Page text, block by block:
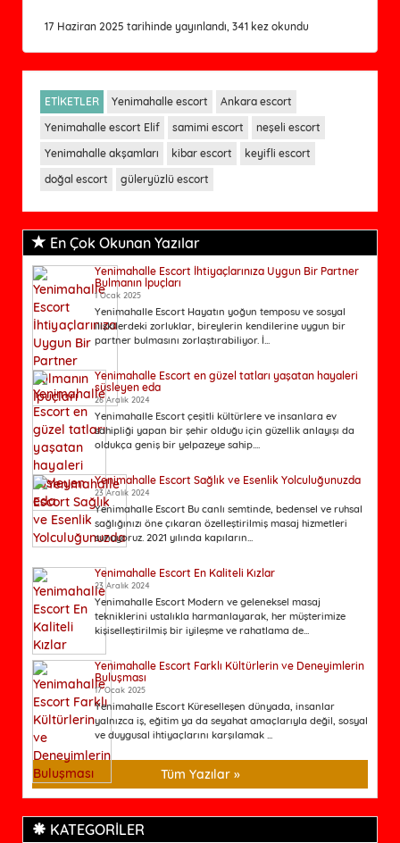
17 Haziran 2025 tarihinde yayınlandı, 341 kez okundu
ETİKETLER Yenimahalle escort
Ankara escort
Yenimahalle escort Elif
samimi escort
neşeli escort
Yenimahalle akşamları
kibar escort
keyifli escort
doğal escort
güleryüzlü escort
En Çok Okunan Yazılar
Yenimahalle Escort İhtiyaçlarınıza Uygun Bir Partner
Bulmanın İpuçları
1 Ocak 2025
Yenimahalle Escort Hayatın yoğun temposu ve sosyal
ilişkilerdeki zorluklar, bireylerin kendilerine uygun bir
partner bulmasını zorlaştırabiliyor. İ...
Yenimahalle Escort en güzel tatları yaşatan hayaleri
süsleyen eda
26 Aralık 2024
Yenimahalle Escort çeşitli kültürlere ve insanlara ev
sahipliği yapan bir şehir olduğu için güzellik anlayışı da
oldukça geniş bir yelpazeye sahip....
Yenimahalle Escort Sağlık ve Esenlik Yolculuğunuzda
23 Aralık 2024
Yenimahalle Escort Bu canlı semtinde, bedensel ve ruhsal
sağlığınızı öne çıkaran özelleştirilmiş masaj hizmetleri
sunuyoruz. 2021 yılında kapıların...
Yenimahalle Escort En Kaliteli Kızlar
23 Aralık 2024
Yenimahalle Escort Modern ve geleneksel masaj
tekniklerini ustalıkla harmanlayarak, her müşterimize
kişiselleştirilmiş bir iyileşme ve rahatlama de...
Yenimahalle Escort Farklı Kültürlerin ve Deneyimlerin
Buluşması
17 Ocak 2025
Yenimahalle Escort Küreselleşen dünyada, insanlar
yalnızca iş, eğitim ya da seyahat amaçlarıyla değil, sosyal
ve duygusal ihtiyaçlarını karşılamak ...
Tüm Yazılar »
KATEGORİLER